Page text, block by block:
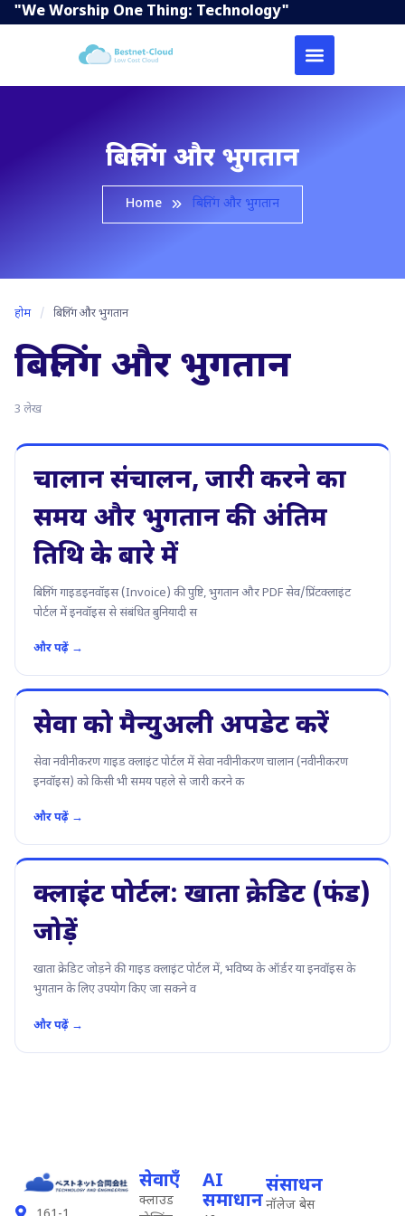
"We Worship One Thing: Technology"
बिलिंग और भुगतान
Home बिलिंग और भुगतान
होम / बिलिंग और भुगतान
बिलिंग और भुगतान
3 लेख
चालान संचालन, जारी करने का
समय और भुगतान की अंतिम
तिथि के बारे में
बिलिंग गाइडइनवॉइस (Invoice) की पुष्टि, भुगतान और PDF सेव/प्रिंटक्लाइंट
पोर्टल में इनवॉइस से संबंधित बुनियादी स
और पढ़ें →
सेवा को मैन्युअली अपडेट करें
सेवा नवीनीकरण गाइड क्लाइंट पोर्टल में सेवा नवीनीकरण चालान (नवीनीकरण
इनवॉइस) को किसी भी समय पहले से जारी करने क
और पढ़ें →
क्लाइंट पोर्टल: खाता क्रेडिट (फंड)
जोड़ें
खाता क्रेडिट जोड़ने की गाइड क्लाइंट पोर्टल में, भविष्य के ऑर्डर या इनवॉइस के
भुगतान के लिए उपयोग किए जा सकने व
और पढ़ें →
सेवाएँ
क्लाउड
AI
समाधान
संसाधन
नॉलेज बेस